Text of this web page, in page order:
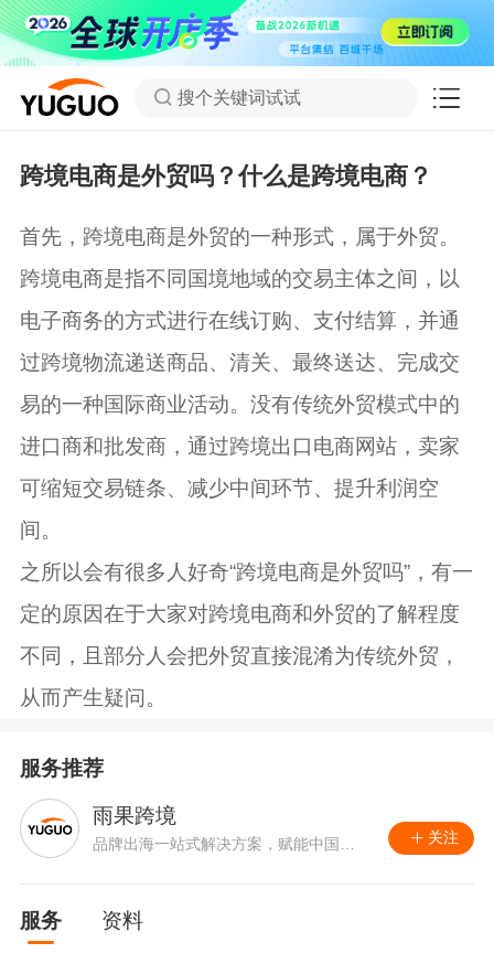
搜个关键词试试
跨境电商是外贸吗？什么是跨境电商？
首先，跨境电商是外贸的一种形式，属于外贸。
跨境电商是指不同国境地域的交易主体之间，以
电子商务的方式进行在线订购、支付结算，并通
过跨境物流递送商品、清关、最终送达、完成交
易的一种国际商业活动。没有传统外贸模式中的
进口商和批发商，通过跨境出口电商网站，卖家
可缩短交易链条、减少中间环节、提升利润空
间。
之所以会有很多人好奇“跨境电商是外贸吗”，有一
定的原因在于大家对跨境电商和外贸的了解程度
不同，且部分人会把外贸直接混淆为传统外贸，
从而产生疑问。
服务推荐
雨果跨境
品牌出海一站式解决方案，赋能中国企
关注
服务 资料